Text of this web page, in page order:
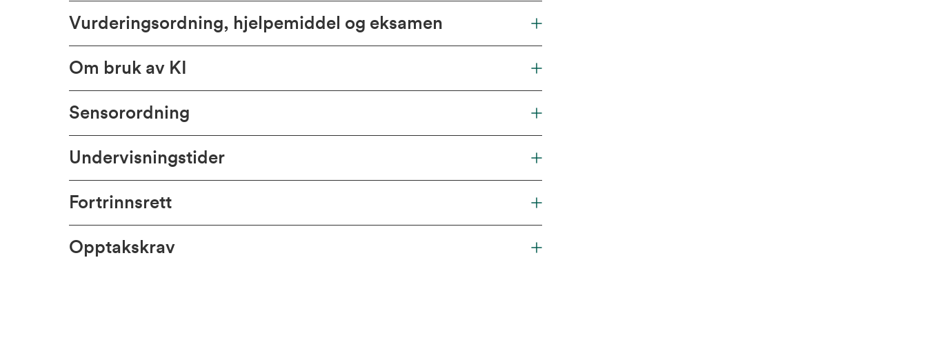
Vurderingsordning, hjelpemiddel og eksamen
Om bruk av KI
Sensorordning
Undervisningstider
Fortrinnsrett
Opptakskrav